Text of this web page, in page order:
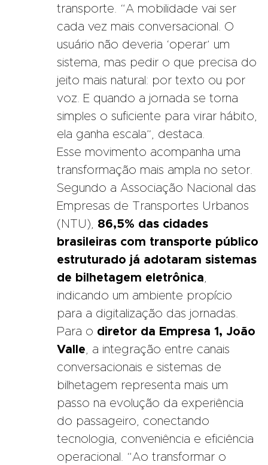
transporte. “A mobilidade vai ser
cada vez mais conversacional. O
usuário não deveria ‘operar’ um
sistema, mas pedir o que precisa do
jeito mais natural: por texto ou por
voz. E quando a jornada se torna
simples o suficiente para virar hábito,
ela ganha escala”, destaca.
Esse movimento acompanha uma
transformação mais ampla no setor.
Segundo a Associação Nacional das
Empresas de Transportes Urbanos
(NTU), 86,5% das cidades
brasileiras com transporte público
estruturado já adotaram sistemas
de bilhetagem eletrônica
indicando um ambiente propício
para a digitalização das jornadas.
Para o diretor da Empresa 1, João
Valle , a integração entre canais
conversacionais e sistemas de
bilhetagem representa mais um
passo na evolução da experiência
do passageiro, conectando
tecnologia, conveniência e eficiência
operacional. “Ao transformar o